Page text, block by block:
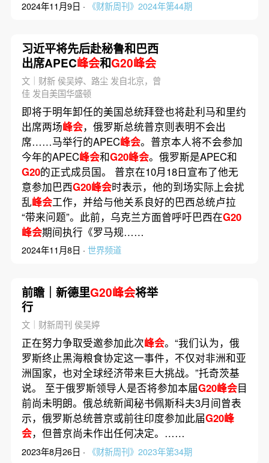
2024年11月9日 · 《财新周刊》2024年第44期
习近平将先后赴秘鲁和巴西
出席APEC峰会和G20峰会
文｜财新 侯吴婷、路尘 发自北京，曾
佳 发自美国华盛顿
即将于明年卸任的美国总统拜登也将赴利马和里约
出席两场峰会，俄罗斯总统普京则表明不会出
席……马举行的APEC峰会。普京本人将不会参加
今年的APEC峰会和G20峰会。俄罗斯是APEC和
G20的正式成员国。 普京在10月18日宣布了他无
意参加巴西G20峰会时表示，他的到场实际上会扰
乱峰会工作，并给与他关系良好的巴西总统卢拉
“带来问题”。此前，乌克兰方面曾呼吁巴西在G20
峰会期间执行《罗马规……
2024年11月8日 · 世界频道
前瞻｜新德里G20峰会将举
行
文｜财新周刊 侯吴婷
正在努力争取受邀参加此次峰会。“我们认为，俄
罗斯终止黑海粮食协定这一事件，不仅对非洲和亚
洲国家，也对全球经济带来巨大挑战。”托奇茨基
说。 至于俄罗斯领导人是否将参加本届G20峰会目
前尚未明朗。俄总统新闻秘书佩斯科夫3月间曾表
示，俄罗斯总统普京或前往印度参加此届G20峰
会，但普京尚未作出任何决定。……
2023年8月26日 · 《财新周刊》2023年第34期